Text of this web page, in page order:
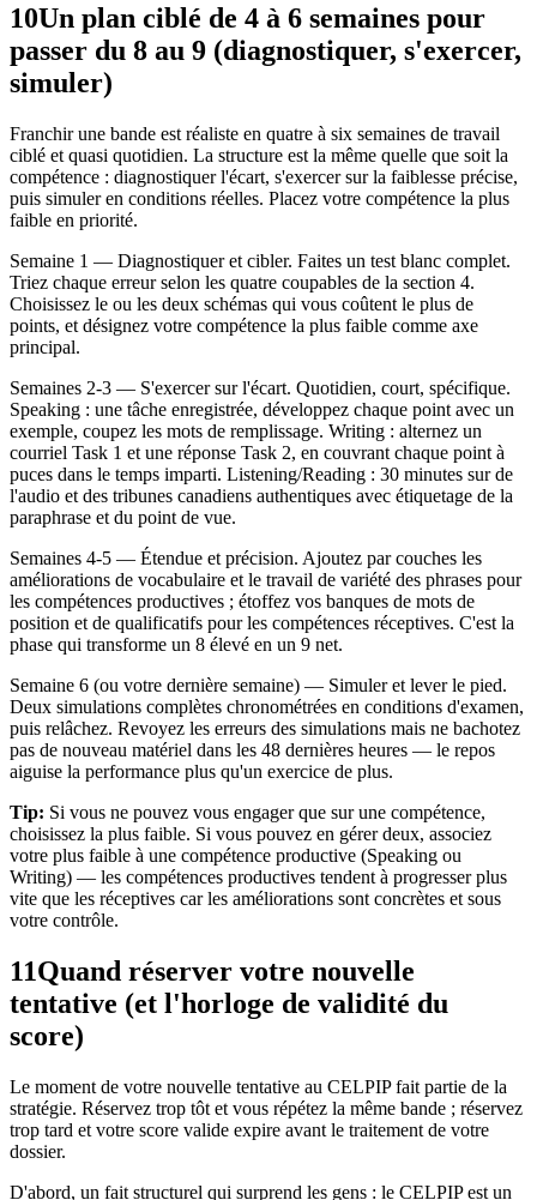
10Un plan ciblé de 4 à 6 semaines pour
passer du 8 au 9 (diagnostiquer, s'exercer,
simuler)
Franchir une bande est réaliste en quatre à six semaines de travail
ciblé et quasi quotidien. La structure est la même quelle que soit la
compétence : diagnostiquer l'écart, s'exercer sur la faiblesse précise,
puis simuler en conditions réelles. Placez votre compétence la plus
faible en priorité.
Semaine 1 — Diagnostiquer et cibler. Faites un test blanc complet.
Triez chaque erreur selon les quatre coupables de la section 4.
Choisissez le ou les deux schémas qui vous coûtent le plus de
points, et désignez votre compétence la plus faible comme axe
principal.
Semaines 2-3 — S'exercer sur l'écart. Quotidien, court, spécifique.
Speaking : une tâche enregistrée, développez chaque point avec un
exemple, coupez les mots de remplissage. Writing : alternez un
courriel Task 1 et une réponse Task 2, en couvrant chaque point à
puces dans le temps imparti. Listening/Reading : 30 minutes sur de
l'audio et des tribunes canadiens authentiques avec étiquetage de la
paraphrase et du point de vue.
Semaines 4-5 — Étendue et précision. Ajoutez par couches les
améliorations de vocabulaire et le travail de variété des phrases pour
les compétences productives ; étoffez vos banques de mots de
position et de qualificatifs pour les compétences réceptives. C'est la
phase qui transforme un 8 élevé en un 9 net.
Semaine 6 (ou votre dernière semaine) — Simuler et lever le pied.
Deux simulations complètes chronométrées en conditions d'examen,
puis relâchez. Revoyez les erreurs des simulations mais ne bachotez
pas de nouveau matériel dans les 48 dernières heures — le repos
aiguise la performance plus qu'un exercice de plus.
Tip: Si vous ne pouvez vous engager que sur une compétence,
choisissez la plus faible. Si vous pouvez en gérer deux, associez
votre plus faible à une compétence productive (Speaking ou
Writing) — les compétences productives tendent à progresser plus
vite que les réceptives car les améliorations sont concrètes et sous
votre contrôle.
11Quand réserver votre nouvelle
tentative (et l'horloge de validité du
score)
Le moment de votre nouvelle tentative au CELPIP fait partie de la
stratégie. Réservez trop tôt et vous répétez la même bande ; réservez
trop tard et votre score valide expire avant le traitement de votre
dossier.
D'abord, un fait structurel qui surprend les gens : le CELPIP est un